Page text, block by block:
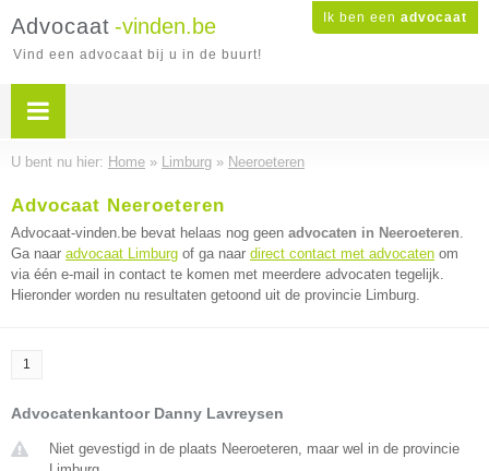
Ik ben een advocaat
Advocaat -vinden.be
Vind een advocaat bij u in de buurt!
U bent nu hier: Home » Limburg » Neeroeteren
Advocaat Neeroeteren
Advocaat-vinden.be bevat helaas nog geen advocaten in Neeroeteren.
Ga naar advocaat Limburg of ga naar direct contact met advocaten om
via één e-mail in contact te komen met meerdere advocaten tegelijk.
Hieronder worden nu resultaten getoond uit de provincie Limburg.
1
Advocatenkantoor Danny Lavreysen
Niet gevestigd in de plaats Neeroeteren, maar wel in de provincie